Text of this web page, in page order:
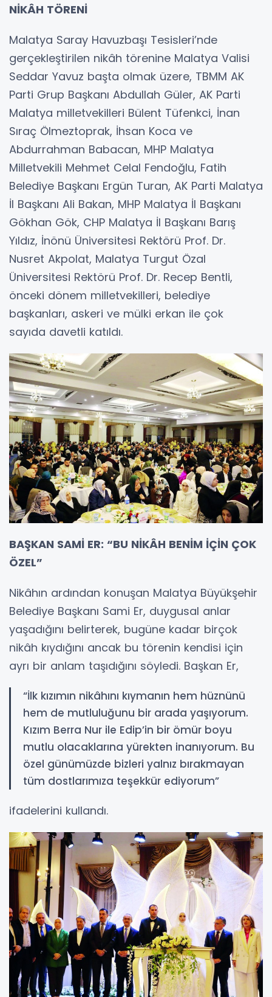
NİKÂH TÖRENİ
Malatya Saray Havuzbaşı Tesisleri’nde
gerçekleştirilen nikâh törenine Malatya Valisi
Seddar Yavuz başta olmak üzere, TBMM AK
Parti Grup Başkanı Abdullah Güler, AK Parti
Malatya milletvekilleri Bülent Tüfenkci, İnan
Sıraç Ölmeztoprak, İhsan Koca ve
Abdurrahman Babacan, MHP Malatya
Milletvekili Mehmet Celal Fendoğlu, Fatih
Belediye Başkanı Ergün Turan, AK Parti Malatya
İl Başkanı Ali Bakan, MHP Malatya İl Başkanı
Gökhan Gök, CHP Malatya İl Başkanı Barış
Yıldız, İnönü Üniversitesi Rektörü Prof. Dr.
Nusret Akpolat, Malatya Turgut Özal
Üniversitesi Rektörü Prof. Dr. Recep Bentli,
önceki dönem milletvekilleri, belediye
başkanları, askeri ve mülki erkan ile çok
sayıda davetli katıldı.
BAŞKAN SAMİ ER: “BU NİKÂH BENİM İÇİN ÇOK
ÖZEL”
Nikâhın ardından konuşan Malatya Büyükşehir
Belediye Başkanı Sami Er, duygusal anlar
yaşadığını belirterek, bugüne kadar birçok
nikâh kıydığını ancak bu törenin kendisi için
ayrı bir anlam taşıdığını söyledi. Başkan Er,
“İlk kızımın nikâhını kıymanın hem hüznünü
hem de mutluluğunu bir arada yaşıyorum.
Kızım Berra Nur ile Edip’in bir ömür boyu
mutlu olacaklarına yürekten inanıyorum. Bu
özel günümüzde bizleri yalnız bırakmayan
tüm dostlarımıza teşekkür ediyorum”
ifadelerini kullandı.